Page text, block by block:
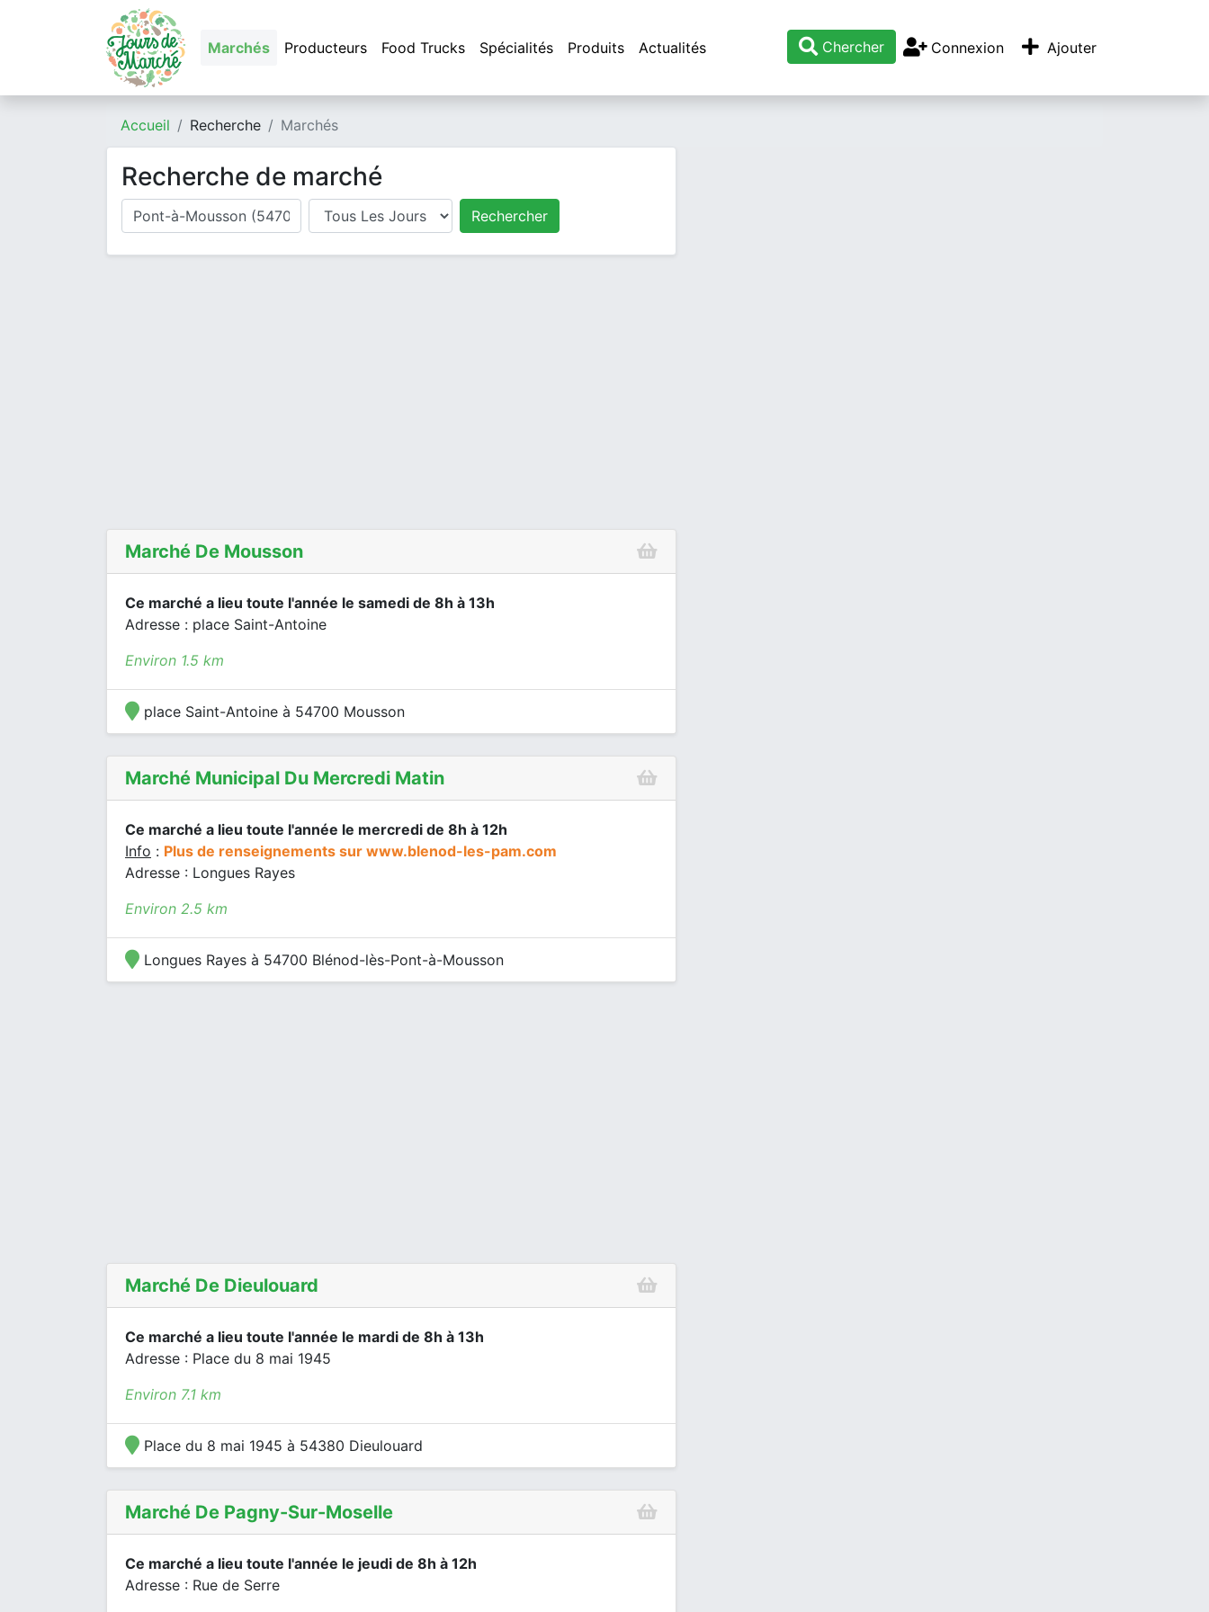
Marchés Producteurs Food Trucks Spécialités Produits Actualités Chercher Connexion Ajouter
Accueil Recherche Marchés
Recherche de marché
Où cherchez-vous un marché ?
Jour Rechercher
Marché De Mousson
Ce marché a lieu toute l'année le samedi de 8h à 13h
Adresse : place Saint-Antoine
Environ 1.5 km
place Saint-Antoine à 54700 Mousson
Marché Municipal Du Mercredi Matin
Ce marché a lieu toute l'année le mercredi de 8h à 12h
Info : Plus de renseignements sur www.blenod-les-pam.com
Adresse : Longues Rayes
Environ 2.5 km
Longues Rayes à 54700 Blénod-lès-Pont-à-Mousson
Marché De Dieulouard
Ce marché a lieu toute l'année le mardi de 8h à 13h
Adresse : Place du 8 mai 1945
Environ 7.1 km
Place du 8 mai 1945 à 54380 Dieulouard
Marché De Pagny-Sur-Moselle
Ce marché a lieu toute l'année le jeudi de 8h à 12h
Adresse : Rue de Serre